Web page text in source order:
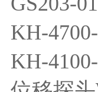
KH-
KH-